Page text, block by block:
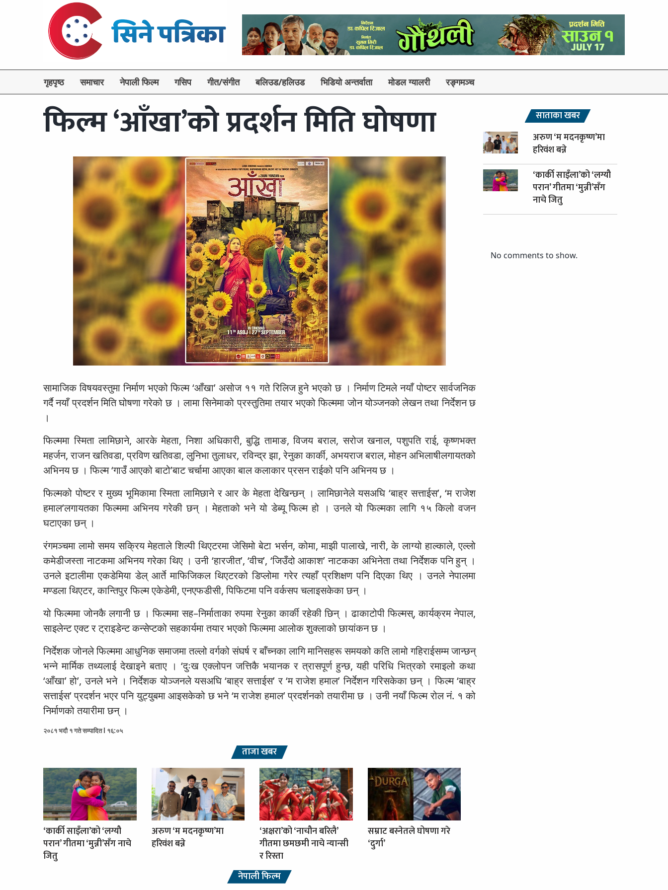
गृहपृष्ठ समाचार नेपाली फिल्म गसिप गीत/संगीत बलिउड/हलिउड भिडियो अन्तर्वाता मोडल ग्यालरी रङ्गमञ्च
फिल्म ‘आँखा’को प्रदर्शन मिति घोषणा
सामाजिक विषयवस्तुमा निर्माण भएको फिल्म ‘आँखा’ असोज ११ गते रिलिज हुने भएको छ । निर्माण टिमले नयाँ पोष्टर सार्वजनिक
गर्दै नयाँ प्रदर्शन मिति घोषणा गरेको छ । लामा सिनेमाको प्रस्तुतिमा तयार भएको फिल्ममा जोन योञ्जनको लेखन तथा निर्देशन छ
।
फिल्ममा स्मिता लामिछाने, आरके मेहता, निशा अधिकारी, बुद्धि तामाङ, विजय बराल, सरोज खनाल, पशुपति राई, कृष्णभक्त
महर्जन, राजन खतिवडा, प्रविण खतिवडा, लुनिभा तुलाधर, रविन्द्र झा, रेनुका कार्की, अभयराज बराल, मोहन अभिलाषीलगायतको
अभिनय छ । फिल्म ‘गाउँ आएको बाटो’बाट चर्चामा आएका बाल कलाकार प्रसन राईको पनि अभिनय छ ।
फिल्मको पोष्टर र मुख्य भूमिकामा स्मिता लामिछाने र आर के मेहता देखिन्छन् । लामिछानेले यसअघि ‘बाह्र सत्ताईस’, ‘म राजेश
हमाल’लगायतका फिल्ममा अभिनय गरेकी छन् । मेहताको भने यो डेब्यू फिल्म हो । उनले यो फिल्मका लागि १५ किलो वजन
घटाएका छन् ।
रंगमञ्चमा लामो समय सक्रिय मेहताले शिल्पी थिएटरमा जेसिमो बेटा भर्सन, कोमा, माझी पालाखे, नारी, के लाग्यो हाल्काले, एल्लो
कमेडीजस्ता नाटकमा अभिनय गरेका थिए । उनी ‘हारजीत’, ‘वीच’, ‘जिउँदो आकाश’ नाटकका अभिनेता तथा निर्देशक पनि हुन् ।
उनले इटालीमा एकडेमिया डेल् आर्ते माफिजिकल थिएटरको डिप्लोमा गरेर त्यहाँ प्रशिक्षण पनि दिएका थिए । उनले नेपालमा
मण्डला थिएटर, कान्तिपुर फिल्म एकेडेमी, एनएफडीसी, पिफिटमा पनि वर्कसप चलाइसकेका छन् ।
यो फिल्ममा जोनकै लगानी छ । फिल्ममा सह–निर्माताका रुपमा रेनुका कार्की रहेकी छिन् । ढाकाटोपी फिल्मस्, कार्यक्रम नेपाल,
साइलेन्ट एक्ट र ट्राइडेन्ट कन्सेप्टको सहकार्यमा तयार भएको फिल्ममा आलोक शुक्लाको छायांकन छ ।
निर्देशक जोनले फिल्ममा आधुनिक समाजमा तल्लो वर्गको संघर्ष र बाँच्नका लागि मानिसहरू समयको कति लामो गहिराईसम्म जान्छन्
भन्ने मार्मिक तथ्यलाई देखाइने बताए । ‘दुःख एक्लोपन जत्तिकै भयानक र त्रासपूर्ण हुन्छ, यही परिधि भित्रको रमाइलो कथा
‘आँखा’ हो’, उनले भने । निर्देशक योञ्जनले यसअघि ‘बाह्र सत्ताईस’ र ‘म राजेश हमाल’ निर्देशन गरिसकेका छन् । फिल्म ‘बाह्र
सत्ताईस’ प्रदर्शन भएर पनि युट्युबमा आइसकेको छ भने ‘म राजेश हमाल’ प्रदर्शनको तयारीमा छ । उनी नयाँ फिल्म रोल नं. १ को
निर्माणको तयारीमा छन् ।
२०८१ भदौ १ गते सम्पादित l १६:०५
ताजा खबर
‘कार्की साइँला’को ‘लग्यौ
परान’ गीतमा ‘मुन्नी’सँग नाचे
जितु
अरुण ‘म मदनकृष्ण’मा
हरिवंश बन्ने
‘अक्षरा’को ‘नाचौन बरिलै’
गीतमा छमछमी नाचे न्यान्सी
र रिस्ता
सम्राट बस्नेतले घोषणा गरे
‘दुर्गा’
नेपाली फिल्म
साताका खबर
अरुण ‘म मदनकृष्ण’मा
हरिवंश बन्ने
‘कार्की साइँला’को ‘लग्यौ
परान’ गीतमा ‘मुन्नी’सँग
नाचे जितु
No comments to show.